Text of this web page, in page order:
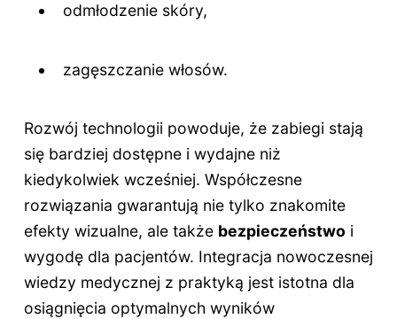
odmłodzenie skóry,
zagęszczanie włosów.
Rozwój technologii powoduje, że zabiegi stają
się bardziej dostępne i wydajne niż
kiedykolwiek wcześniej. Współczesne
rozwiązania gwarantują nie tylko znakomite
efekty wizualne, ale także bezpieczeństwo i
wygodę dla pacjentów. Integracja nowoczesnej
wiedzy medycznej z praktyką jest istotna dla
osiągnięcia optymalnych wyników